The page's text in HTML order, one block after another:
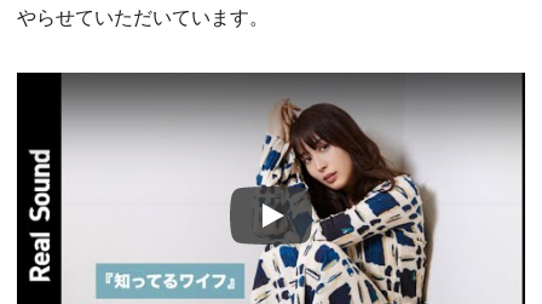
やらせていただいています。
Play